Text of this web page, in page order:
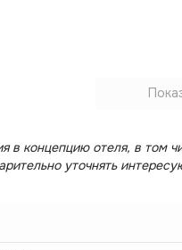
в концепцию отеля, в том
уточнять